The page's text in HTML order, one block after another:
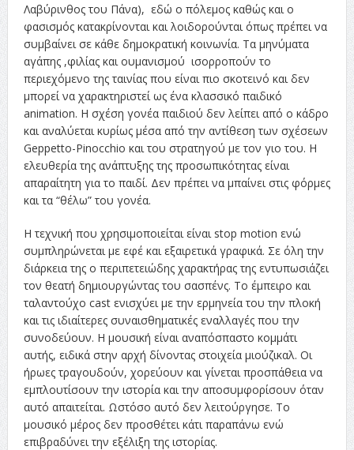
Λαβύρινθος του Πάνα), εδώ ο πόλεμος καθώς και ο
φασισμός κατακρίνονται και λοιδορούνται όπως πρέπει να
συμβαίνει σε κάθε δημοκρατική κοινωνία. Τα μηνύματα
αγάπης ,φιλίας και ουμανισμού ισορροπούν το
περιεχόμενο της ταινίας που είναι πιο σκοτεινό και δεν
μπορεί να χαρακτηριστεί ως ένα κλασσικό παιδικό
animation. Η σχέση γονέα παιδιού δεν λείπει από ο κάδρο
και αναλύεται κυρίως μέσα από την αντίθεση των σχέσεων
Geppetto-Pinocchio και του στρατηγού με τον γιο του. Η
ελευθερία της ανάπτυξης της προσωπικότητας είναι
απαραίτητη για το παιδί. Δεν πρέπει να μπαίνει στις φόρμες
και τα “θέλω” του γονέα.
Η τεχνική που χρησιμοποιείται είναι stop motion ενώ
συμπληρώνεται με εφέ και εξαιρετικά γραφικά. Σε όλη την
διάρκεια της ο περιπετειώδης χαρακτήρας της εντυπωσιάζει
τον θεατή δημιουργώντας του σασπένς. Το έμπειρο και
ταλαντούχο cast ενισχύει με την ερμηνεία του την πλοκή
και τις ιδιαίτερες συναισθηματικές εναλλαγές που την
συνοδεύουν. Η μουσική είναι αναπόσπαστο κομμάτι
αυτής, ειδικά στην αρχή δίνοντας στοιχεία μιούζικαλ. Οι
ήρωες τραγουδούν, χορεύουν και γίνεται προσπάθεια να
εμπλουτίσουν την ιστορία και την αποσυμφορίσουν όταν
αυτό απαιτείται. Ωστόσο αυτό δεν λειτούργησε. Το
μουσικό μέρος δεν προσθέτει κάτι παραπάνω ενώ
επιβραδύνει την εξέλιξη της ιστορίας.